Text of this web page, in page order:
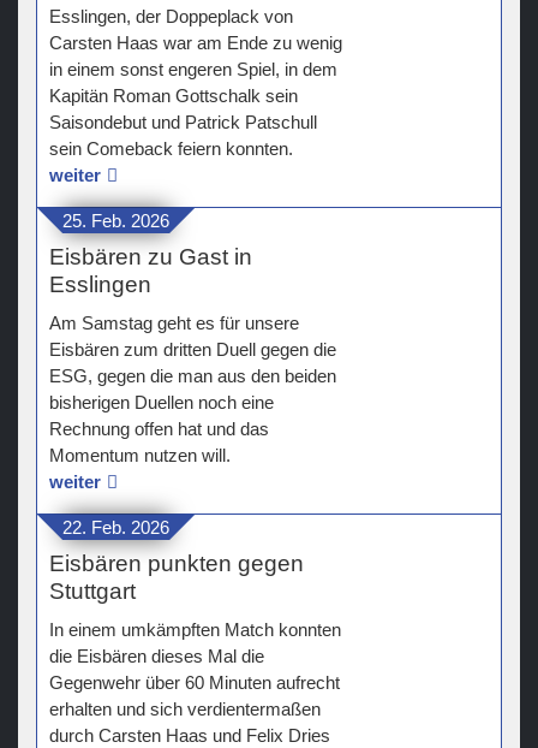
Esslingen, der Doppeplack von
Carsten Haas war am Ende zu wenig
in einem sonst engeren Spiel, in dem
Kapitän Roman Gottschalk sein
Saisondebut und Patrick Patschull
sein Comeback feiern konnten.
weiter
25. Feb. 2026
Eisbären zu Gast in
Esslingen
Am Samstag geht es für unsere
Eisbären zum dritten Duell gegen die
ESG, gegen die man aus den beiden
bisherigen Duellen noch eine
Rechnung offen hat und das
Momentum nutzen will.
weiter
22. Feb. 2026
Eisbären punkten gegen
Stuttgart
In einem umkämpften Match konnten
die Eisbären dieses Mal die
Gegenwehr über 60 Minuten aufrecht
erhalten und sich verdientermaßen
durch Carsten Haas und Felix Dries